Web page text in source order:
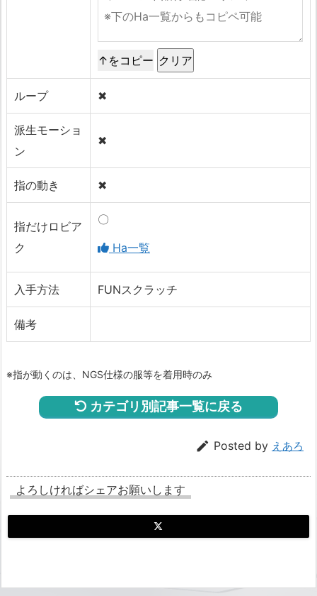
↑をコピー
ループ ✖
派生モーショ
ン
✖
指の動き ✖
指だけロビア
ク
〇
Ha一覧
入手方法 FUNスクラッチ
備考
※指が動くのは、NGS仕様の服等を着用時のみ
カテゴリ別記事一覧に戻る
 Posted by えあろ
よろしければシェアお願いします